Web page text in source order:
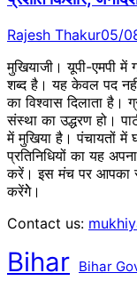
Rajesh Thakur05/
मुखियाजी। यूपी-एमपी में
शब्द है। यह केवल पद
का विश्वास दिलाता है।
संस्था का उद्धरण हो।
में मुखिया है। पंचायतों में
प्रतिनिधियों का यह
करें। इस मंच पर आपका
करेंगेे।
Contact us:
Bihar Bihar